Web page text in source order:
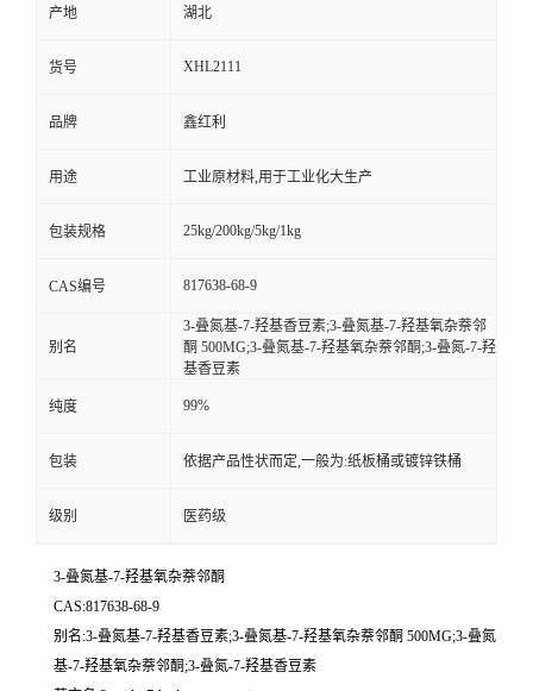
产地 湖北
货号 XHL2111
品牌 鑫红利
用途 工业原材料,用于工业化大生产
包装规格 25kg/200kg/5kg/1kg
CAS编号 817638-68-9
别名
3-叠氮基-7-羟基香豆素;3-叠氮基-7-羟基氧杂萘邻
酮 500MG;3-叠氮基-7-羟基氧杂萘邻酮;3-叠氮-7-羟
基香豆素
纯度 99%
包装 依据产品性状而定,一般为:纸板桶或镀锌铁桶
级别 医药级
3-叠氮基-7-羟基氧杂萘邻酮
CAS:817638-68-9
别名:3-叠氮基-7-羟基香豆素;3-叠氮基-7-羟基氧杂萘邻酮 500MG;3-叠氮
基-7-羟基氧杂萘邻酮;3-叠氮-7-羟基香豆素